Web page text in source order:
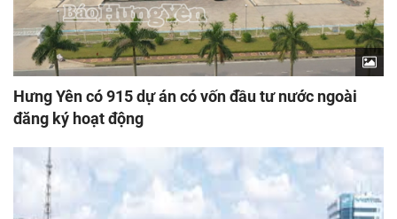
Hưng Yên có 915 dự án có vốn đầu tư nước ngoài
đăng ký hoạt động